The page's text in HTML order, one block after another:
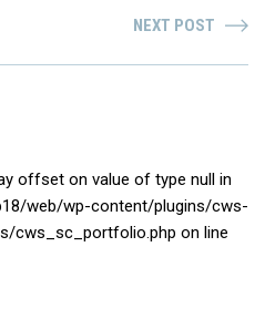
NEXT POST
offset on value of type null in
web/wp-content/plugins/cws-
cws_sc_portfolio.php on line